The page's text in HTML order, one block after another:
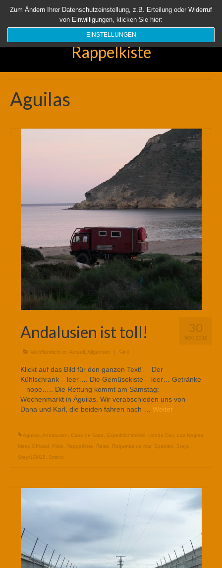
Startseite Aktuell Über uns Unsere Rappelkiste Länder
Suchen
Rappelkiste
Aguilas
30
NOV. 2018
Andalusien ist toll!
Veröffentlicht in: Aktuell Allgemein | 0
Klickt auf das Bild für den ganzen Text! Der
Kühlschrank – leer…. Die Gemüsekiste – leer… Getränke
– nope….. Die Rettung kommt am Samstag:
Wochenmarkt in Águilas. Wir verabschieden uns von
Dana und Karl, die beiden fahren nach … Weiter
Aguilas Andalusien Cabo de Gata Expeditionsmobil Honda Dax Las Negras
Meer, Offroad Piste Rappelkiste Reise Roquetas de mar, Spanien Steyr,
Steyr12M18
Strand
Zum Ändern Ihrer Datenschutzeinstellung, z.B. Erteilung oder Widerruf
von Einwilligungen, klicken Sie hier:
EINSTELLUNGEN